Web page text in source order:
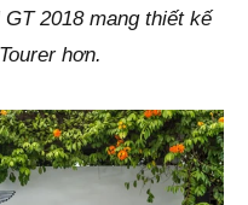
2018 mang thiết kế
hơn.